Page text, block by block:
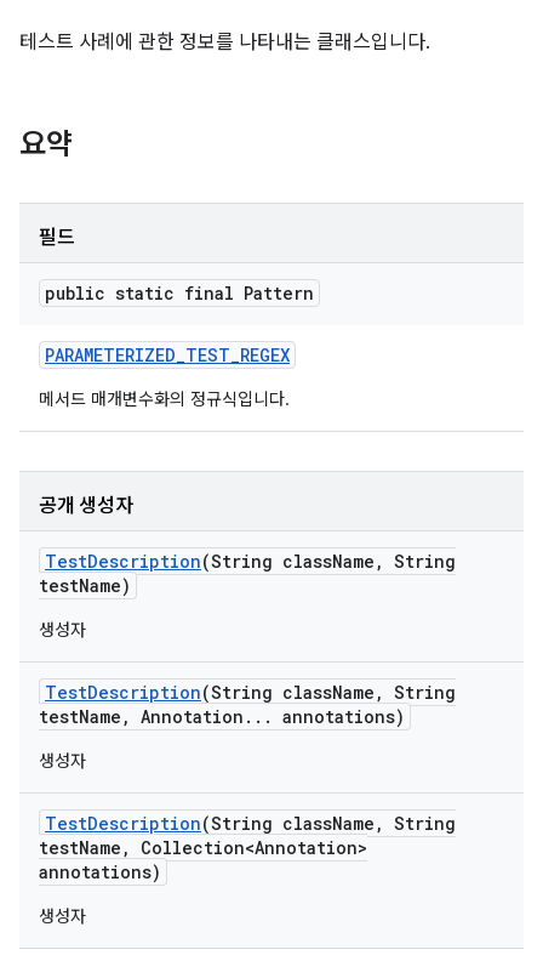
테스트 사례에 관한 정보를 나타내는 클래스입니다.
요약
필드
public static final Pattern
PARAMETERIZED_TEST_REGEX
메서드 매개변수화의 정규식입니다.
공개 생성자
TestDescription(String className , String
testName)
생성자
TestDescription(String className , String
testName , Annotation . . . annotations)
생성자
TestDescription(String className , String
testName ,
Collection<Annotation>
annotations)
생성자